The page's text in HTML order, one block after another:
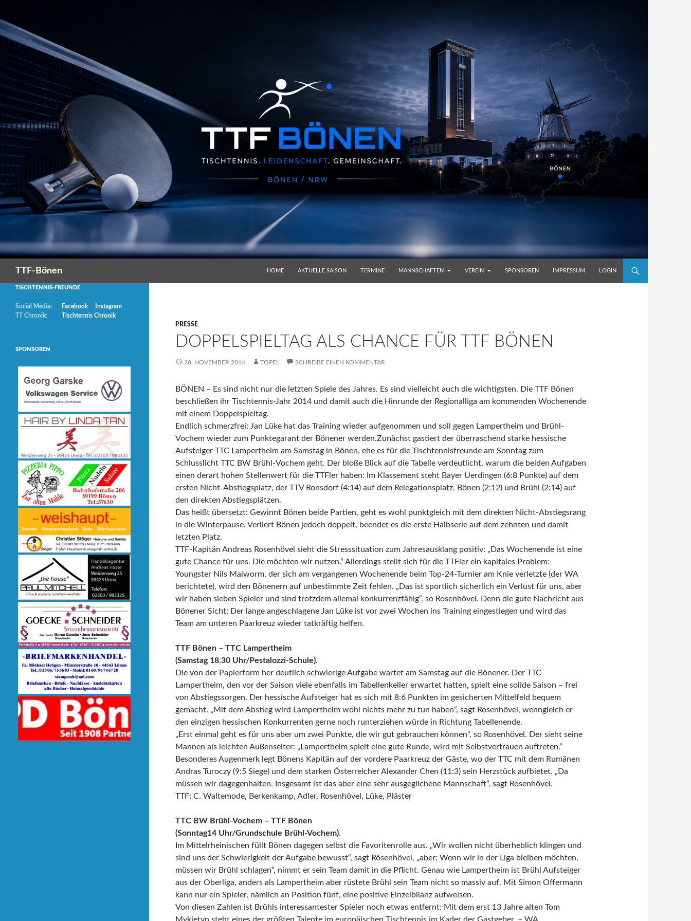
TTF-Bönen
HOME
AKTUELLE SAISON TERMINE MANNSCHAFTEN VEREIN SPONSOREN IMPRESSUM LOGIN
PRESSE
DOPPELSPIELTAG ALS CHANCE FÜR TTF BÖNEN
28. NOVEMBER 2014 TOPEL SCHREIBE EINEN KOMMENTAR
BÖNEN – Es sind nicht nur die letzten Spiele des Jahres. Es sind vielleicht auch die wichtigsten. Die TTF Bönen
beschließen ihr Tischtennis-Jahr 2014 und damit auch die Hinrunde der Regionalliga am kommenden Wochenende
mit einem Doppelspieltag.
Endlich schmerzfrei: Jan Lüke hat das Training wieder aufgenommen und soll gegen Lampertheim und Brühl-
Vochem wieder zum Punktegarant der Bönener werden.Zunächst gastiert der überraschend starke hessische
Aufsteiger TTC Lampertheim am Samstag in Bönen, ehe es für die Tischtennisfreunde am Sonntag zum
Schlusslicht TTC BW Brühl-Vochem geht. Der bloße Blick auf die Tabelle verdeutlicht, warum die beiden Aufgaben
einen derart hohen Stellenwert für die TTFler haben: Im Klassement steht Bayer Uerdingen (6:8 Punkte) auf dem
ersten Nicht-Abstiegsplatz, der TTV Ronsdorf (4:14) auf dem Relegationsplatz, Bönen (2:12) und Brühl (2:14) auf
den direkten Abstiegsplätzen.
Das heißt übersetzt: Gewinnt Bönen beide Partien, geht es wohl punktgleich mit dem direkten Nicht-Abstiegsrang
in die Winterpause. Verliert Bönen jedoch doppelt, beendet es die erste Halbserie auf dem zehnten und damit
letzten Platz.
TTF-Kapitän Andreas Rosenhövel sieht die Stresssituation zum Jahresausklang positiv: „Das Wochenende ist eine
gute Chance für uns. Die möchten wir nutzen.“ Allerdings stellt sich für die TTFler ein kapitales Problem:
Youngster Nils Maiworm, der sich am vergangenen Wochenende beim Top-24-Turnier am Knie verletzte (der WA
berichtete), wird den Bönenern auf unbestimmte Zeit fehlen. „Das ist sportlich sicherlich ein Verlust für uns, aber
wir haben sieben Spieler und sind trotzdem allemal konkurrenzfähig“, so Rosenhövel. Denn die gute Nachricht aus
Bönener Sicht: Der lange angeschlagene Jan Lüke ist vor zwei Wochen ins Training eingestiegen und wird das
Team am unteren Paarkreuz wieder tatkräftig helfen.
TTF Bönen – TTC Lampertheim
(Samstag 18.30 Uhr/Pestalozzi-Schule).
Die von der Papierform her deutlich schwierige Aufgabe wartet am Samstag auf die Bönener. Der TTC
Lampertheim, den vor der Saison viele ebenfalls im Tabellenkeller erwartet hatten, spielt eine solide Saison – frei
von Abstiegssorgen. Der hessische Aufsteiger hat es sich mit 8:6 Punkten im gesicherten Mittelfeld bequem
gemacht. „Mit dem Abstieg wird Lampertheim wohl nichts mehr zu tun haben“, sagt Rosenhövel, wenngleich er
den einzigen hessischen Konkurrenten gerne noch runterziehen würde in Richtung Tabellenende.
„Erst einmal geht es für uns aber um zwei Punkte, die wir gut gebrauchen können“, so Rosenhövel. Der sieht seine
Mannen als leichten Außenseiter: „Lampertheim spielt eine gute Runde, wird mit Selbstvertrauen auftreten.“
Besonderes Augenmerk legt Bönens Kapitän auf der vordere Paarkreuz der Gäste, wo der TTC mit dem Rumänen
Andras Turoczy (9:5 Siege) und dem starken Österreicher Alexander Chen (11:3) sein Herzstück aufbietet. „Da
müssen wir dagegenhalten. Insgesamt ist das aber eine sehr ausgeglichene Mannschaft“, sagt Rosenhövel.
TTF: C. Waltemode, Berkenkamp, Adler, Rosenhövel, Lüke, Pläster
TTC BW Brühl-Vochem – TTF Bönen
(Sonntag14 Uhr/Grundschule Brühl-Vochem).
Im Mittelrheinischen füllt Bönen dagegen selbst die Favoritenrolle aus. „Wir wollen nicht überheblich klingen und
sind uns der Schwierigkeit der Aufgabe bewusst“, sagt Rösenhövel, „aber: Wenn wir in der Liga bleiben möchten,
müssen wir Brühl schlagen“, nimmt er sein Team damit in die Pflicht. Genau wie Lampertheim ist Brühl Aufsteiger
aus der Oberliga, anders als Lampertheim aber rüstete Brühl sein Team nicht so massiv auf. Mit Simon Offermann
kann nur ein Spieler, nämlich an Position fünf, eine positive Einzelbilanz aufweisen.
Von diesen Zahlen ist Brühls interessantester Spieler noch etwas entfernt: Mit dem erst 13 Jahre alten Tom
TISCHTENNIS-FREUNDE
Social Media: Facebook
Instagram
TT Chronik:
Tischtennis Chronik
SPONSOREN